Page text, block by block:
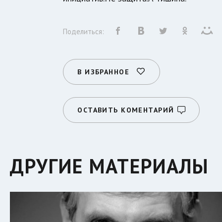
Поделиться:
В ИЗБРАННОЕ
ОСТАВИТЬ КОМЕНТАРИЙ
ДРУГИЕ МАТЕРИАЛЫ